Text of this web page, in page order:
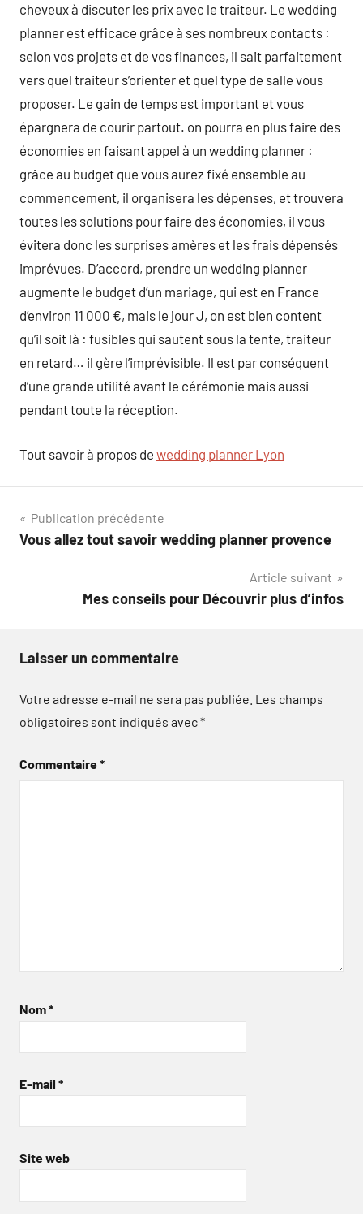
cheveux à discuter les prix avec le traiteur. Le wedding
planner est efficace grâce à ses nombreux contacts :
selon vos projets et de vos finances, il sait parfaitement
vers quel traiteur s’orienter et quel type de salle vous
proposer. Le gain de temps est important et vous
épargnera de courir partout. on pourra en plus faire des
économies en faisant appel à un wedding planner :
grâce au budget que vous aurez fixé ensemble au
commencement, il organisera les dépenses, et trouvera
toutes les solutions pour faire des économies, il vous
évitera donc les surprises amères et les frais dépensés
imprévues. D’accord, prendre un wedding planner
augmente le budget d’un mariage, qui est en France
d’environ 11 000 €, mais le jour J, on est bien content
qu’il soit là : fusibles qui sautent sous la tente, traiteur
en retard… il gère l’imprévisible. Il est par conséquent
d’une grande utilité avant le cérémonie mais aussi
pendant toute la réception.
Tout savoir à propos de wedding planner Lyon
Navigation
de
Publication précédente
Vous allez tout savoir wedding planner provence
Article suivant
Mes conseils pour Découvrir plus d’infos
Laisser un commentaire
Votre adresse e-mail ne sera pas publiée. Les champs
obligatoires sont indiqués avec*
Commentaire*
Nom*
E-mail *
Site web